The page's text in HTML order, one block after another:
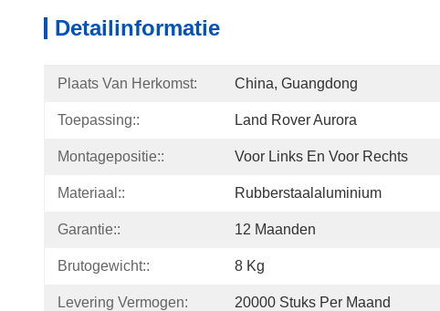
Detailinformatie
Plaats Van Herkomst: China, Guangdong
Toepassing:: Land Rover Aurora
Montagepositie:: Voor Links En Voor Rechts
Materiaal:: Rubberstaalaluminium
Garantie:: 12 Maanden
Brutogewicht:: 8 Kg
Levering Vermogen: 20000 Stuks Per Maand